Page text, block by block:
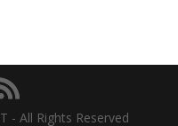
- All Rights Reserved